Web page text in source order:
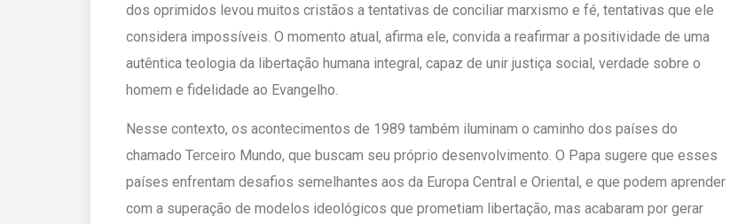
dos oprimidos levou muitos cristãos a tentativas de conciliar marxismo e fé, tentativas que ele
considera impossíveis. O momento atual, afirma ele, convida a reafirmar a positividade de uma
autêntica teologia da libertação humana integral, capaz de unir justiça social, verdade sobre o
homem e fidelidade ao Evangelho.
Nesse contexto, os acontecimentos de 1989 também iluminam o caminho dos países do
chamado Terceiro Mundo, que buscam seu próprio desenvolvimento. O Papa sugere que esses
países enfrentam desafios semelhantes aos da Europa Central e Oriental, e que podem aprender
com a superação de modelos ideológicos que prometiam libertação, mas acabaram por gerar